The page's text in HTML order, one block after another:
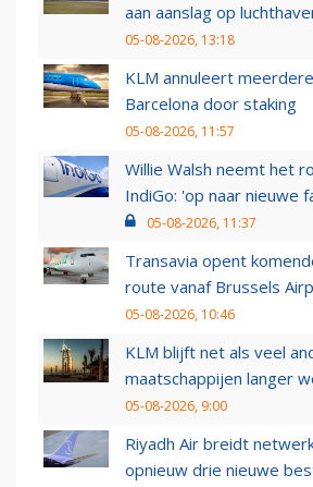
aan aanslag op
05-08-2026, 13:18
KLM annuleert
Barcelona door staking
05-08-2026, 11:57
Willie Walsh neemt het
IndiGo: 'op naar nieuwe
05-08-2026, 11:37
Transavia opent
route vanaf Brussels
05-08-2026, 10:46
KLM blijft net als veel
maatschappijen langer
05-08-2026, 9:00
Riyadh Air breidt
opnieuw drie nieuwe